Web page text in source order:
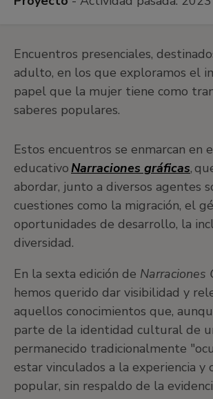
Encuentros presenciales,
adulto, en los que exploramos el
papel que la mujer tiene como
saberes populares.
Estos encuentros se enmarcan en
educativoNarraciones gráficas,
abordar, junto a diversos agentes
cuestiones como la migración, el
oportunidades de desarrollo, la
diversidad.
En la sexta edición de Narraciones
hemos querido dar visibilidad y
aquellos conocimientos que,
parte de la identidad cultural de
permanecido tradicionalmente
estar vinculados a la experiencia y
popular, sin respaldo de la